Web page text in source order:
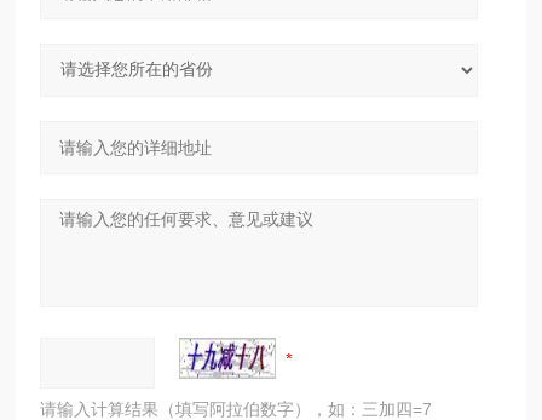
请输入计算结果（填写阿拉伯数字），如：三加四=7